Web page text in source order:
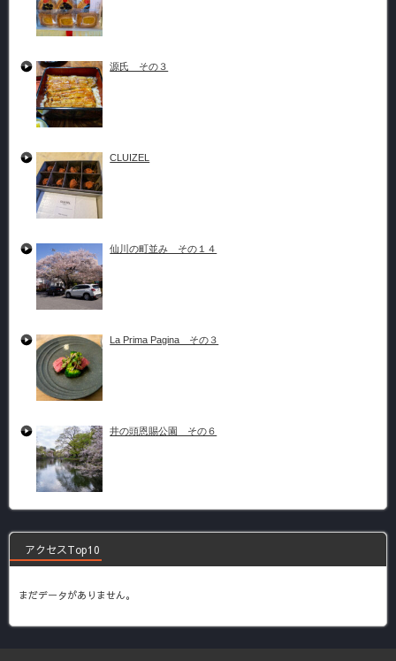
源氏 その３
CLUIZEL
仙川の町並み その１４
La Prima Pagina その３
井の頭恩賜公園 その６
アクセスTop10
まだデータがありません。